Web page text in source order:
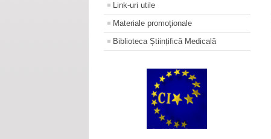
Link-uri utile
Materiale promoţionale
Biblioteca Științifică Medicală